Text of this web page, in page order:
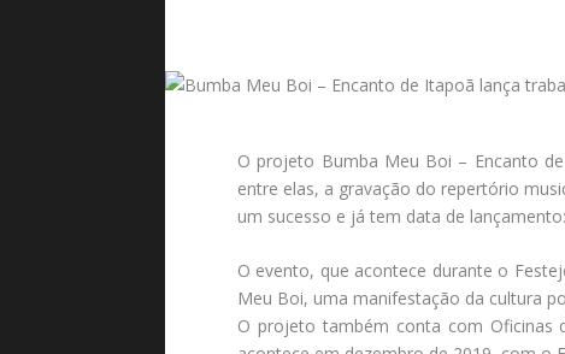
O projeto Bumba Meu Boi – Encanto
entre elas, a gravação do repertório
um sucesso e já tem data de
O evento, que acontece durante o
Meu Boi, uma manifestação da cultura
O projeto também conta com Oficinas